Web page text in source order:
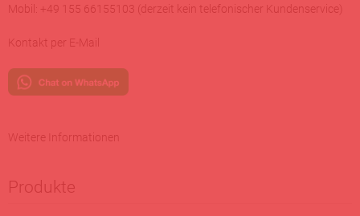
Mobil: +49 155 66155103 (derzeit kein telefonischer Kundenservice)
Kontakt per E-Mail
Weitere Informationen
Produkte